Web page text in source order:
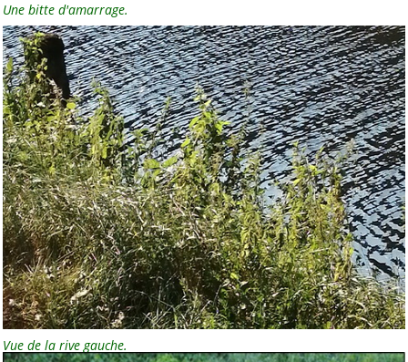
Une bitte d'amarrage.
Vue de la rive gauche.